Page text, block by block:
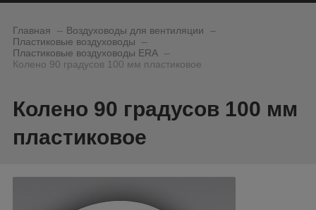
Главная Воздуховоды для вентиляции
Пластиковые воздуховоды _
Пластиковые воздуховоды ERA
Колено 90 градусов 100 мм пластиковое
Колено 90 градусов 100 мм
пластиковое